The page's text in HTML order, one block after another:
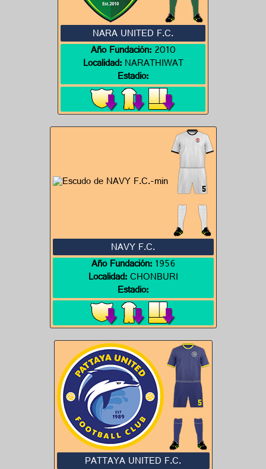
NARA UNITED F.C.
Año Fundación:2010
Localidad:NARATHIWAT
Estadio:
NAVY F.C.
Año Fundación:1956
Localidad:CHONBURI
Estadio:
PATTAYA UNITED F.C.